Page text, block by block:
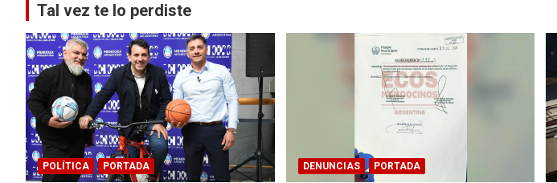
Tal vez te lo perdiste
POLÍTICA PORTADA DENUNCIAS PORTADA